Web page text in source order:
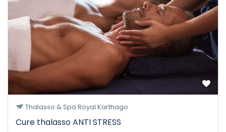
Thalasso & Spa Royal Karthago
Cure thalasso ANTI STRESS